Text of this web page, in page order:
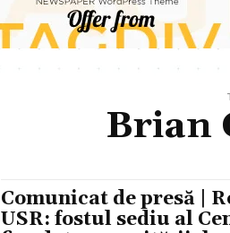
Brian
Comunicat de presă |
USR: fostul sediu al